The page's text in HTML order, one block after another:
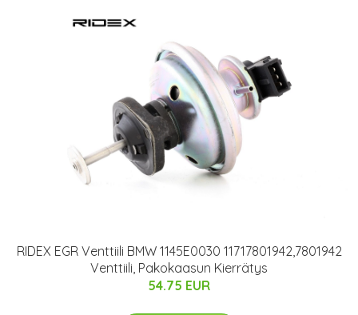
RIDEX EGR Venttiili BMW 1145E0030 11717801942,7801942
Venttiili, Pakokaasun Kierrätys
54.75 EUR